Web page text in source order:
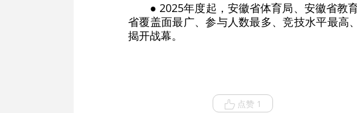
● 2025年度起，安徽省体育局、安徽省教
省覆盖面最广、参与人数最多、竞技水平最高
揭开战幕。
点赞 1